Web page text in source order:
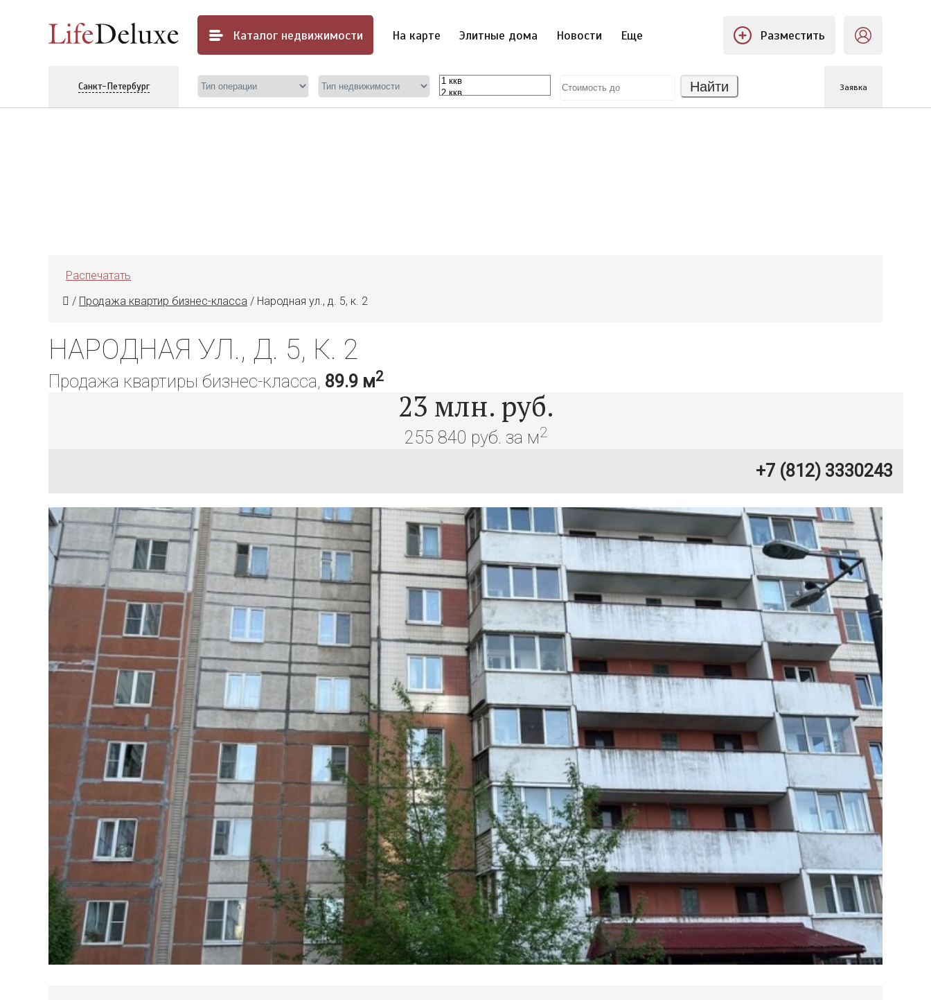
Каталог недвижимости На карте Элитные дома Новости Еще Разместить
Санкт-Петербург Найти Заявка
Распечатать
/ Продажа квартир бизнес-класса / Народная ул., д. 5, к. 2
НАРОДНАЯ УЛ., Д. 5, К. 2
Продажа квартиры бизнес-класса, 89.9 м2
23 млн. руб.
255 840 руб. за м2
+7 (812) 3330243